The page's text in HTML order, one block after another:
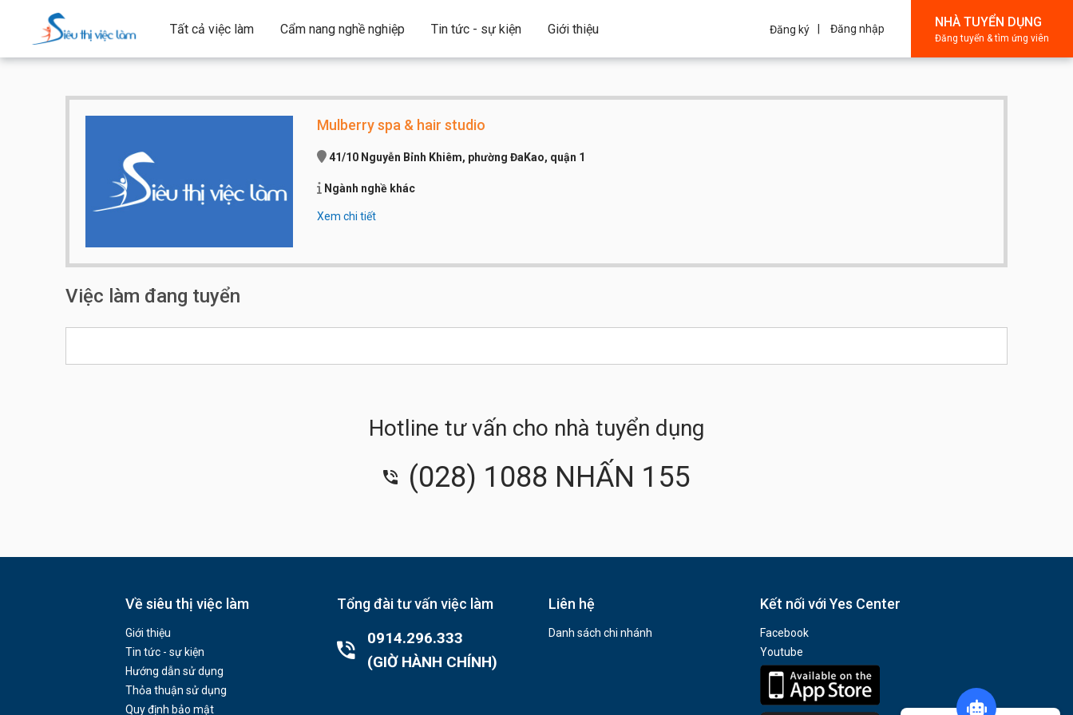
Tất cả việc làm Cẩm nang nghề nghiệp Tin tức - sự kiện Giới thiệu Đăng ký Đăng nhập NHÀ TUYỂN DỤNG
Đăng tuyển & tìm ứng viên
Mulberry spa & hair studio
41/10 Nguyễn Bỉnh Khiêm, phường ĐaKao, quận 1
Ngành nghề khác
Qui mô công ty:
Xem chi tiết
Việc làm đang tuyển
Hotline tư vấn cho nhà tuyển dụng
(028) 1088 NHẤN 155
Về siêu thị việc làm
Giới thiệu
Tin tức - sự kiện
Hướng dẫn sử dụng
Thỏa thuận sử dụng
Quy định bảo mật
Tổng đài tư vấn việc làm
0914.296.333
(GIỜ HÀNH CHÍNH)
Liên hệ
Danh sách chi nhánh
Kết nối với Yes Center
Facebook
Youtube